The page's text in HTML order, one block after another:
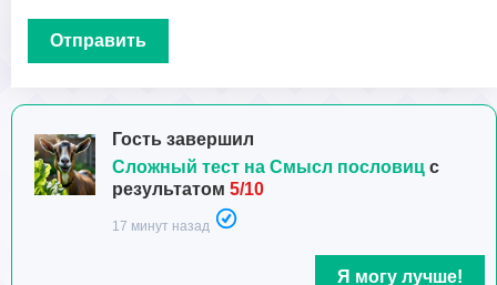
Гость завершил
Сложный тест на Смысл пословиц с
результатом 5/10
17 минут назад
Я могу лучше!